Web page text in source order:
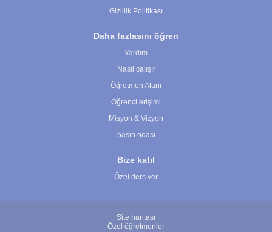
Gizlilik Politikası
Daha fazlasını öğren
Yardım
Nasıl çalışır
Öğretmen Alanı
Öğrenci erişimi
Misyon & Vizyon
basın odası
Bize katıl
Özel ders ver
Site haritası
Özel öğretmenler